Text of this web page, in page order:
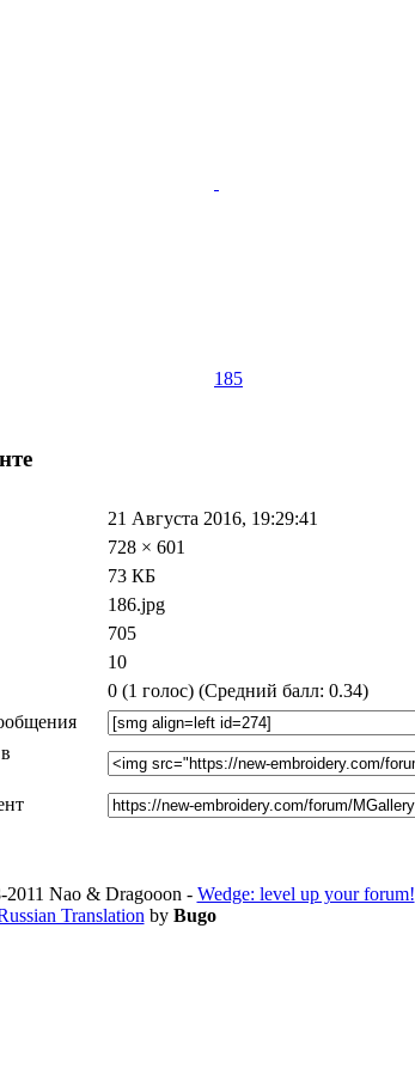
185
21 Августа 2016, 19:29:41
728 × 601
73 КБ
186.jpg
705
10
0 (1 голос) (Средний балл: 0.34)
Nao & Dragooon - Wedge: level up your forum!
Translation by Bugo